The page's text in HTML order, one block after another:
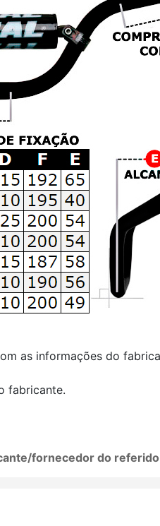
as informações do
fabricante.
fornecedor do